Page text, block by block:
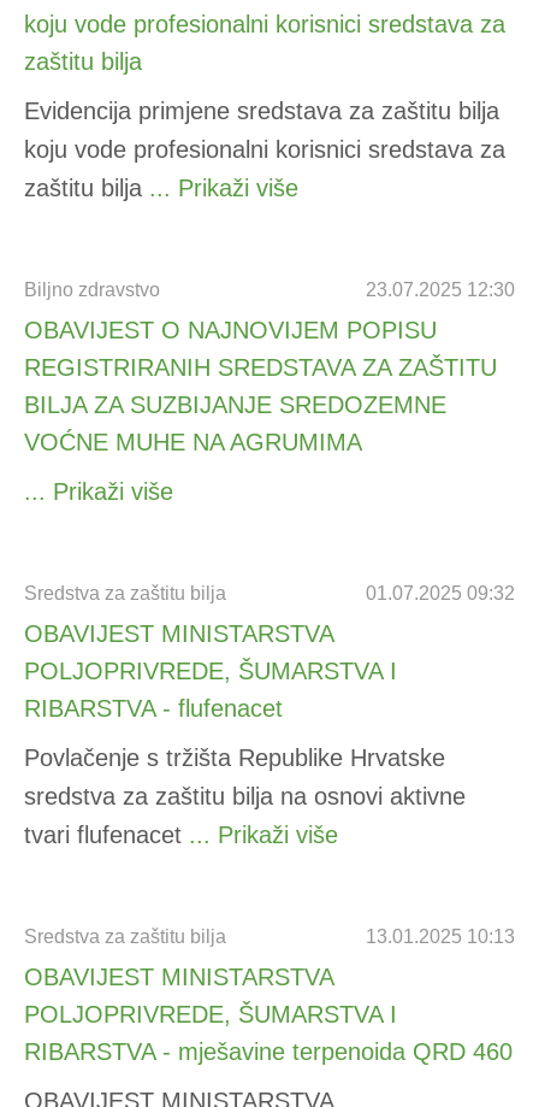
koju vode profesionalni korisnici sredstava za
zaštitu bilja
Evidencija primjene sredstava za zaštitu bilja
koju vode profesionalni korisnici sredstava za
zaštitu bilja ... Prikaži više
Biljno zdravstvo 23.07.2025 12:30
OBAVIJEST O NAJNOVIJEM POPISU
REGISTRIRANIH SREDSTAVA ZA ZAŠTITU
BILJA ZA SUZBIJANJE SREDOZEMNE
VOĆNE MUHE NA AGRUMIMA
... Prikaži više
Sredstva za zaštitu bilja 01.07.2025 09:32
OBAVIJEST MINISTARSTVA
POLJOPRIVREDE, ŠUMARSTVA I
RIBARSTVA - flufenacet
Povlačenje s tržišta Republike Hrvatske
sredstva za zaštitu bilja na osnovi aktivne
tvari flufenacet ... Prikaži više
Sredstva za zaštitu bilja 13.01.2025 10:13
OBAVIJEST MINISTARSTVA
POLJOPRIVREDE, ŠUMARSTVA I
RIBARSTVA - mješavine terpenoida QRD 460
OBAVIJEST MINISTARSTVA